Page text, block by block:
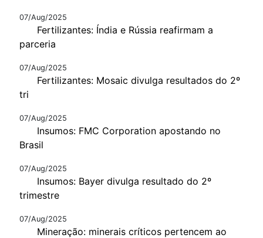
07/Aug/2025
Fertilizantes: Índia e Rússia reafirmam a
parceria
07/Aug/2025
Fertilizantes: Mosaic divulga resultados do 2º
tri
07/Aug/2025
Insumos: FMC Corporation apostando no
Brasil
07/Aug/2025
Insumos: Bayer divulga resultado do 2º
trimestre
07/Aug/2025
Mineração: minerais críticos pertencem ao